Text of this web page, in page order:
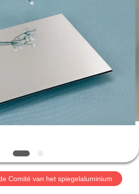
Comité van het spiegelaluminium